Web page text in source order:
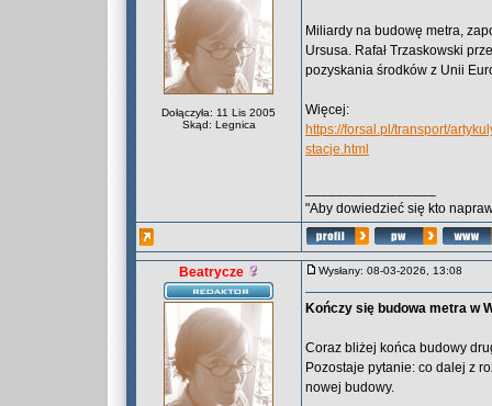
Dołączyła: 11 Lis 2005
Skąd: Legnica
Miliardy na budowę metra,
Ursusa. Rafał Trzaskowski
pozyskania środków z Unii
Więcej:
https://forsal.pl/transport/
stacje.html
"Aby dowiedzieć się kto
Beatrycze Wysłany: 08-03-2026, 13:08
Kończy się budowa metra w
Coraz bliżej końca budowy
Pozostaje pytanie: co dalej z
nowej budowy.